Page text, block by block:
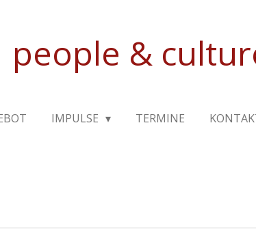
people &
IMPULSE TERMINE